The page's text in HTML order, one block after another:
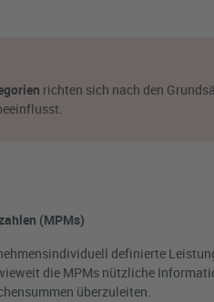
richten sich nach den
(MPMs)
definierte
die MPMs nützliche
überzuleiten.